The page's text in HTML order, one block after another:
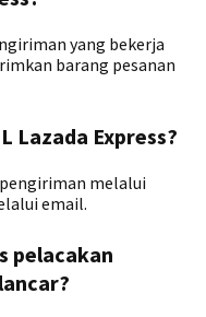
yang bekerja
barang pesanan
Lazada Express?
melalui
email.
pelacakan